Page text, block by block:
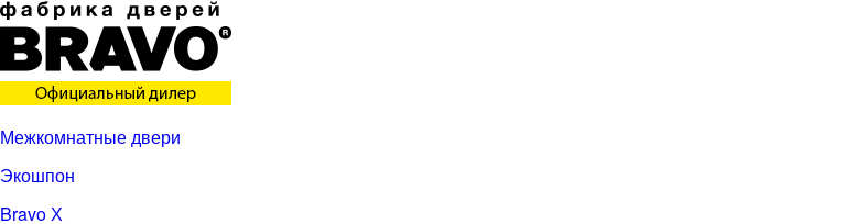
Межкомнатные двери
Экошпон
Bravo Х